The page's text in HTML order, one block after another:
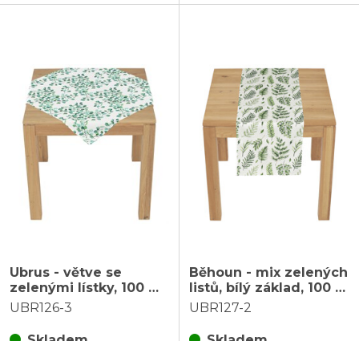
Ubrus - větve se
zelenými lístky, 100 %
polyester, 80 x 80 cm
UBR126-3
Běhoun - mix zelených
listů, bílý základ, 100 %
polyester, 40 x 150 cm
UBR127-2